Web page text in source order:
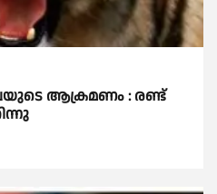
ആക്രമണം : രണ്ട്